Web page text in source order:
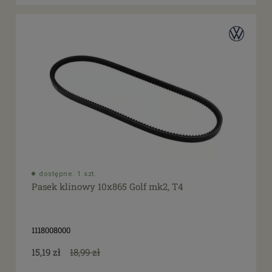
dostępne: 1 szt.
Pasek klinowy 10x865 Golf mk2, T4
1118008000
15,19 zł 18,99 zł